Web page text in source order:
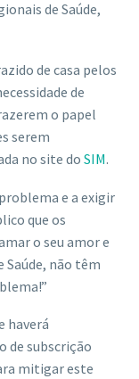
de Saúde,
de casa pelos
de
o papel
serem
no site do SIM.
e a exigir
que os
o seu amor e
Saúde, não têm
haverá
de subscrição
mitigar este